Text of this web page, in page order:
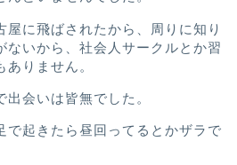
屋に飛ばされたから、周りに知り
ないから、社会人サークルとか習
りません。
会いは皆無でした。
で起きたら昼回ってるとかザラで